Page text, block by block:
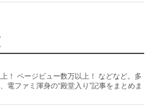
！ ページビュー数万以上！ などなど。多
電ファミ渾身の“殿堂入り”記事をまとめま